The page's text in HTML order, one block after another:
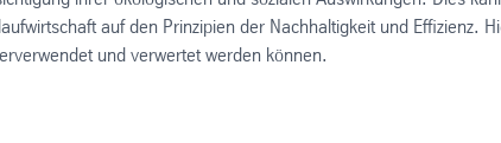
auf den Prinzipien der Nachhaltigkeit und Effizienz.
und verwertet werden können.